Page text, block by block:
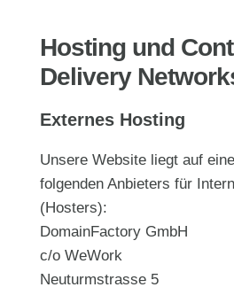
Hosting und
Delivery
Externes Hosting
Unsere Website liegt auf
folgenden Anbieters für
(Hosters):
DomainFactory GmbH
c/o WeWork
Neuturmstrasse 5